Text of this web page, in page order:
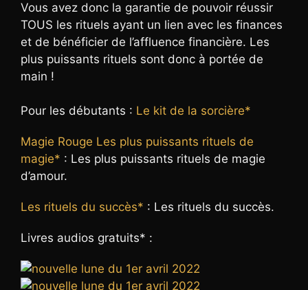
Vous avez donc la garantie de pouvoir réussir
TOUS les rituels ayant un lien avec les finances
et de bénéficier de l’affluence financière. Les
plus puissants rituels sont donc à portée de
main !
Pour les débutants : Le kit de la sorcière*
Magie Rouge Les plus puissants rituels de
magie* : Les plus puissants rituels de magie
d’amour.
Les rituels du succès* : Les rituels du succès.
Livres audios gratuits* :